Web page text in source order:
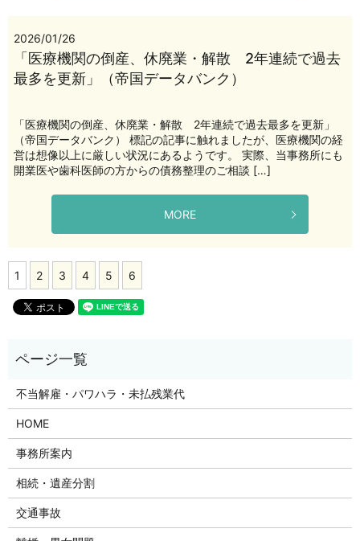
2026/01/26
「医療機関の倒産、休廃業・解散 2年連続で過去
最多を更新」（帝国データバンク）
「医療機関の倒産、休廃業・解散 2年連続で過去最多を更新」
（帝国データバンク） 標記の記事に触れましたが、医療機関の経
営は想像以上に厳しい状況にあるようです。 実際、当事務所にも
開業医や歯科医師の方からの債務整理のご相談 […]
MORE
1 2 3 4 5 6
不当解雇・パワハラ・未払残業代
HOME
事務所案内
相続・遺産分割
交通事故